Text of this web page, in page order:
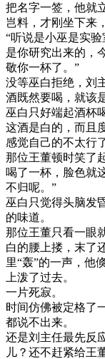
把名字一签，他就
岂料，才刚坐下来
“听说是小巫是实
是你研究出来的，
敬你一杯了。”
没等巫白拒绝，刘
酒既然要喝，就该
巫白只好端起酒杯
这酒是白的，而且
感觉自己的不太行
那位王董顿时笑了
喝了一杯，脸色就
不归呢。”
巫白只觉得头脑发
的味道。
那位王董只看一眼
白的腰上搂，末了
里“轰”的一声，他
上泼了过去。
一片死寂。
时间仿佛被定格了
都说不出来。
还是刘主任最先反
儿？还不赶紧给王